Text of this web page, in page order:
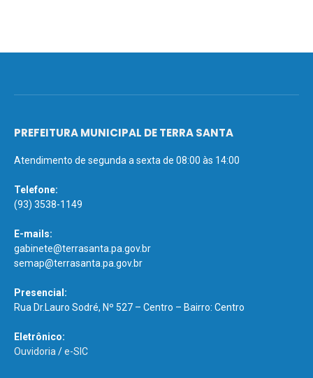
PREFEITURA MUNICIPAL DE TERRA SANTA
Atendimento de segunda a sexta de 08:00 às 14:00
Telefone:
(93) 3538-1149
E-mails:
gabinete@terrasanta.pa.gov.br
semap@terrasanta.pa.gov.br
Presencial:
Rua Dr.Lauro Sodré, Nº 527 – Centro – Bairro: Centro
Eletrônico:
Ouvidoria /e-SIC